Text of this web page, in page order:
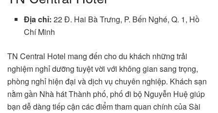
Địa chỉ:22 Đ. Hai Bà Trưng, P. Bến Nghé, Q. 1, Hồ
Chí Minh
TN Central Hotel mang đến cho du khách những trải
nghiệm nghỉ dưỡng tuyệt vời với không gian sang trọng,
phòng nghỉ hiện đại và dịch vụ chuyên nghiệp. Khách sạn
nằm gần Nhà hát Thành phố, phố đi bộ Nguyễn Huệ giúp
bạn dễ dàng tiếp cận các điểm tham quan chính của Sài